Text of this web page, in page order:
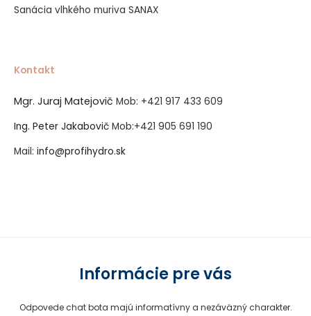
Sanácia vlhkého muriva SANAX
Kontakt
Mgr. Juraj Matejovič Mob: +421 917 433 609
Ing. Peter Jakabovič Mob:+421 905 691 190
Mail: info@profihydro.sk
Informácie pre vás
Odpovede chat bota majú informatívny a nezáväzný charakter.